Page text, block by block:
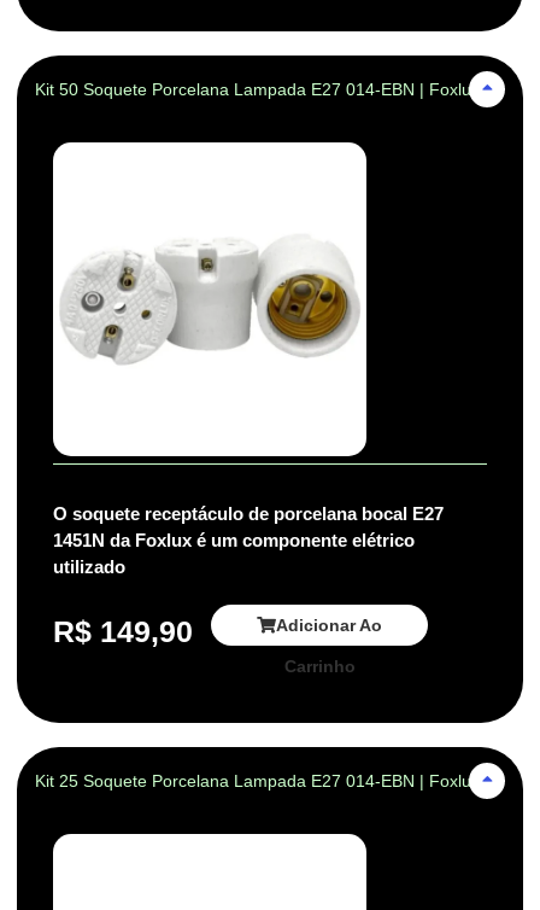
Kit 50 Soquete Porcelana Lampada E27 014-EBN | Foxlux
O soquete receptáculo de porcelana bocal E27
1451N da Foxlux é um componente elétrico
utilizado
R$ 149,90 Adicionar Ao
Carrinho
Kit 25 Soquete Porcelana Lampada E27 014-EBN | Foxlux